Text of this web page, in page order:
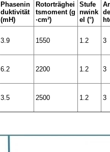
Phasenin
duktivität
(mH)
Rotorträghei
tsmoment (g
·cm²)
Stufe
nwink
el (°)
3.9 1550 1.2 3
6.2 2200 1.2 3
3.5 2500 1.2 3